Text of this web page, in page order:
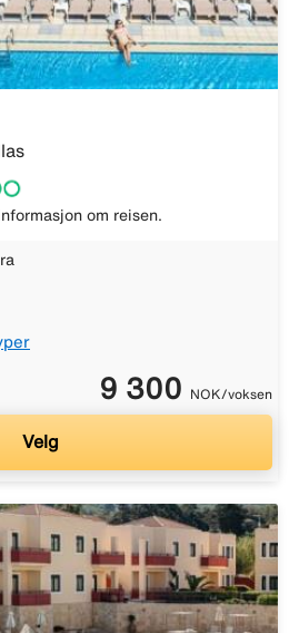
om reisen.
9 300 NOK/voksen
Velg